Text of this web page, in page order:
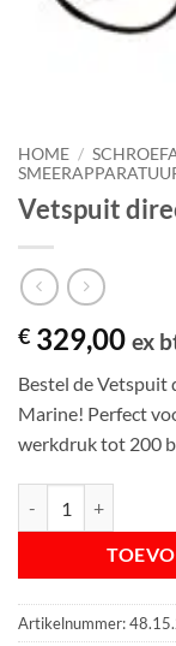
HOME /
Vetspuit
€ 329,00 ex
Bestel de Vetspuit
Marine! Perfect
werkdruk tot 200
Artikelnummer: